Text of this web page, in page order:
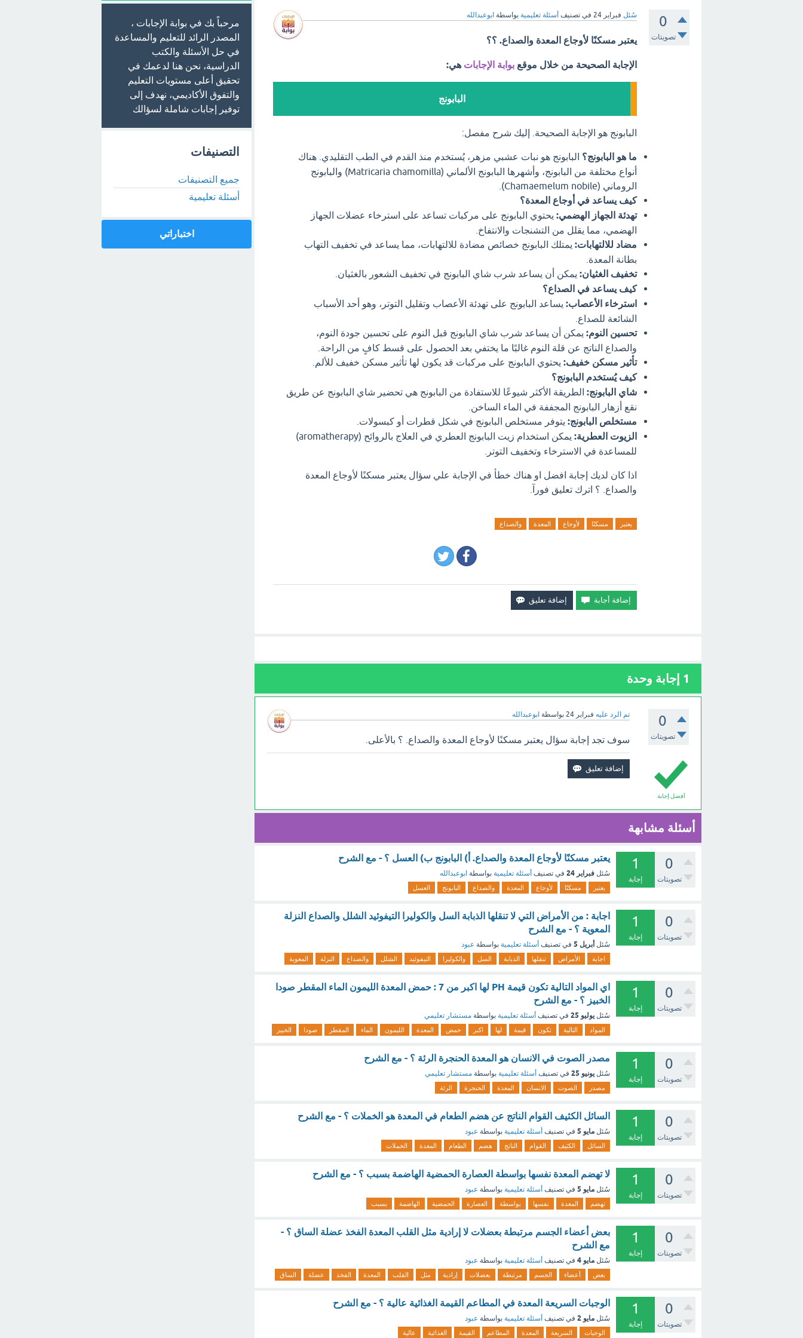
0
تصويتات
سُئل فبراير 24 في تصنيف أسئلة تعليمية بواسطة ابوعبدالله
يعتبر مسكنًا لأوجاع المعدة والصداع. ؟؟
الإجابة الصحيحة من خلال موقع بوابة الإجابات هي:
البابونج
البابونج هو الإجابة الصحيحة. إليك شرح مفصل:
ما هو البابونج؟ البابونج هو نبات عشبي مزهر، يُستخدم منذ القدم في الطب التقليدي. هناك
أنواع مختلفة من البابونج، وأشهرها البابونج الألماني (Matricaria chamomilla) والبابونج
الروماني (Chamaemelum nobile).
كيف يساعد في أوجاع المعدة؟
تهدئة الجهاز الهضمي: يحتوي البابونج على مركبات تساعد على استرخاء عضلات الجهاز
الهضمي، مما يقلل من التشنجات والانتفاخ.
مضاد للالتهابات: يمتلك البابونج خصائص مضادة للالتهابات، مما يساعد في تخفيف التهاب
بطانة المعدة.
تخفيف الغثيان: يمكن أن يساعد شرب شاي البابونج في تخفيف الشعور بالغثيان.
كيف يساعد في الصداع؟
استرخاء الأعصاب: يساعد البابونج على تهدئة الأعصاب وتقليل التوتر، وهو أحد الأسباب
الشائعة للصداع.
تحسين النوم: يمكن أن يساعد شرب شاي البابونج قبل النوم على تحسين جودة النوم،
والصداع الناتج عن قلة النوم غالبًا ما يختفي بعد الحصول على قسط كافٍ من الراحة.
تأثير مسكن خفيف: يحتوي البابونج على مركبات قد يكون لها تأثير مسكن خفيف للألم.
كيف يُستخدم البابونج؟
شاي البابونج: الطريقة الأكثر شيوعًا للاستفادة من البابونج هي تحضير شاي البابونج عن طريق
نقع أزهار البابونج المجففة في الماء الساخن.
مستخلص البابونج: يتوفر مستخلص البابونج في شكل قطرات أو كبسولات.
الزيوت العطرية:
يمكن استخدام زيت البابونج العطري في العلاج بالروائح (aromatherapy)
للمساعدة في الاسترخاء وتخفيف التوتر.
اذا كان لديك إجابة افضل او هناك خطأ في الإجابة علي سؤال يعتبر مسكنًا لأوجاع المعدة
والصداع. ؟ اترك تعليق فورآ.
يعتبر مسكنًا لأوجاع المعدة والصداع
1 إجابة وحدة
0
تصويتات
تم الرد عليه فبراير 24 بواسطة ابوعبدالله
أفضل إجابة
سوف تجد إجابة سؤال يعتبر مسكنًا لأوجاع المعدة والصداع. ؟ بالأعلى.
أسئلة مشابهة
0
تصويتات
1
إجابة
يعتبر مسكنًا لأوجاع المعدة والصداع. أ) البابونج ب) العسل ؟ - مع الشرح
سُئل فبراير 24 في تصنيف أسئلة تعليمية بواسطة ابوعبدالله
يعتبر مسكنًا لأوجاع المعدة والصداع البابونج العسل
0
تصويتات
1
إجابة
اجابة : من الأمراض التي لا تنقلها الذبابة السل والكوليرا التيفوئيد الشلل والصداع النزلة
المعوية ؟ - مع الشرح
سُئل أبريل 5 في تصنيف أسئلة تعليمية بواسطة عبود
اجابة الأمراض تنقلها الذبابة السل والكوليرا التيفوئيد الشلل والصداع النزلة المعوية
0
تصويتات
1
إجابة
اي المواد التالية تكون قيمة PH لها اكبر من 7 : حمض المعدة الليمون الماء المقطر صودا
الخبيز ؟ - مع الشرح
سُئل يوليو 25 في تصنيف أسئلة تعليمية بواسطة مستشار تعليمي
المواد التالية تكون قيمة لها اكبر حمض المعدة الليمون الماء المقطر صودا الخبيز
0
تصويتات
1
إجابة
مصدر الصوت في الانسان هو المعدة الحنجرة الرئة ؟ - مع الشرح
سُئل يونيو 25 في تصنيف أسئلة تعليمية بواسطة مستشار تعليمي
مصدر الصوت الانسان المعدة الحنجرة الرئة
0
تصويتات
1
إجابة
السائل الكثيف القوام الناتج عن هضم الطعام في المعدة هو الخملات ؟ - مع الشرح
سُئل مايو 5 في تصنيف أسئلة تعليمية بواسطة عبود
السائل الكثيف القوام الناتج هضم الطعام المعدة الخملات
0
تصويتات
1
إجابة
لا تهضم المعدة نفسها بواسطة العصارة الحمضية الهاضمة بسبب ؟ - مع الشرح
سُئل مايو 5 في تصنيف أسئلة تعليمية بواسطة عبود
تهضم المعدة نفسها بواسطة العصارة الحمضية الهاضمة بسبب
0
تصويتات
1
إجابة
بعض أعضاء الجسم مرتبطة بعضلات لا إرادية مثل القلب المعدة الفخذ عضلة الساق ؟ -
مع الشرح
سُئل مايو 4 في تصنيف أسئلة تعليمية بواسطة عبود
بعض أعضاء الجسم مرتبطة بعضلات إرادية مثل القلب المعدة الفخذ عضلة الساق
0
تصويتات
1
إجابة
الوجبات السريعة المعدة في المطاعم القيمة الغذائية عالية ؟ - مع الشرح
سُئل مايو 2 في تصنيف أسئلة تعليمية بواسطة عبود
الوجبات السريعة المعدة المطاعم القيمة الغذائية عالية
مرحباً بك في بوابة الإجابات ،
المصدر الرائد للتعليم والمساعدة
في حل الأسئلة والكتب
الدراسية، نحن هنا لدعمك في
تحقيق أعلى مستويات التعليم
والتفوق الأكاديمي، نهدف إلى
توفير إجابات شاملة لسؤالك
التصنيفات
جميع التصنيفات
أسئلة تعليمية
اختباراتي